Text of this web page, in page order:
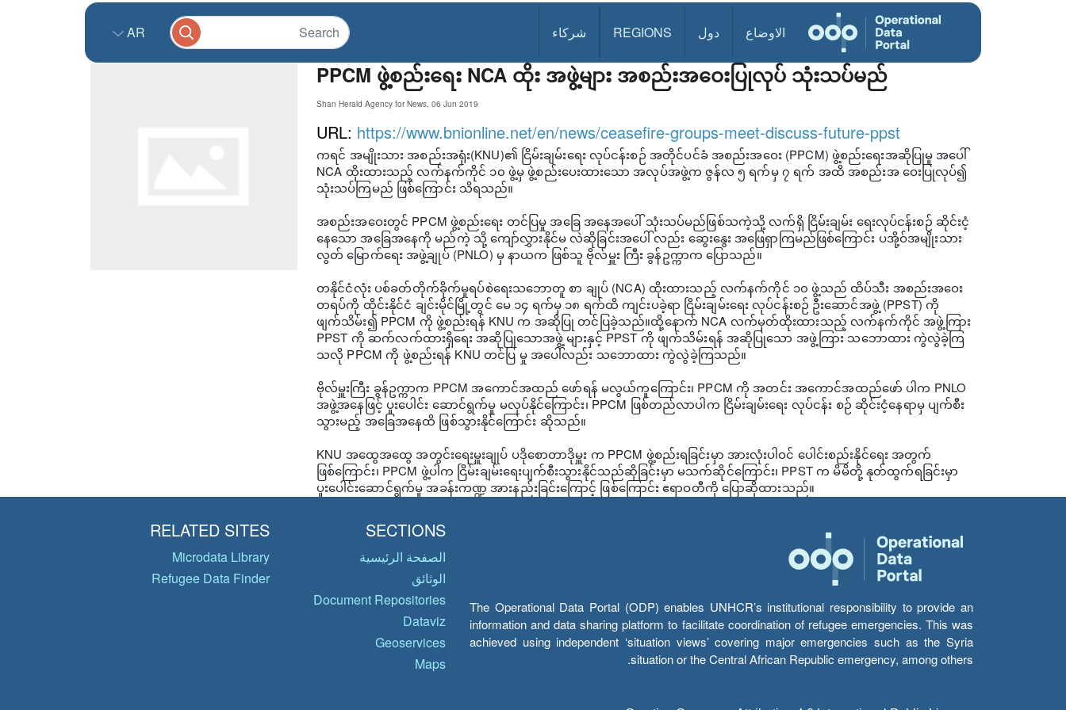
الاوضاع دول REGIONS شركاء AR
PPCM ဖွဲ့စည်းရေး NCA ထိုး အဖွဲ့များ အစည်းအဝေးပြုလုပ် သုံးသပ်မည်
Shan Herald Agency for News, 06 Jun 2019
URL: https://www.bnionline.net/en/news/ceasefire-groups-meet-discuss-future-ppst
ကရင် အမျိုးသား အစည်းအရုံး(KNU)၏ ငြိမ်းချမ်းရေး လုပ်ငန်းစဉ် အတိုင်ပင်ခံ အစည်းအဝေး (PPCM) ဖွဲ့စည်းရေးအဆိုပြုမှု အပေါ်
NCA ထိုးထားသည့် လက်နက်ကိုင် ၁၀ ဖွဲ့မှ ဖွဲ့စည်းပေးထားသော အလုပ်အဖွဲ့က ဇွန်လ ၅ ရက်မှ ၇ ရက် အထိ အစည်းအ ဝေးပြုလုပ်၍
သုံးသပ်ကြမည် ဖြစ်ကြောင်း သိရသည်။
အစည်းအဝေးတွင် PPCM ဖွဲ့စည်းရေး တင်ပြမှု အခြေ အနေအပေါ် သုံးသပ်မည်ဖြစ်သကဲ့သို့ လက်ရှိ ငြိမ်းချမ်း ရေးလုပ်ငန်းစဉ် ဆိုင်းငံ့
နေသော အခြေအနေကို မည်ကဲ့ သို့ ကျော်လွှားနိုင်မ လဲဆိုခြင်းအပေါ် လည်း ဆွေးနွေး အဖြေရှာကြမည်ဖြစ်ကြောင်း ပအို့ဝ်အမျိုးသား
လွတ် မြောက်ရေး အဖွဲ့ချုပ် (PNLO) မှ နာယက ဖြစ်သူ ဗိုလ်မှူး ကြီး ခွန်ဥက္ကာက ပြောသည်။
တနိုင်ငံလုံး ပစ်ခတ်တိုက်ခိုက်မှုရပ်စဲရေးသဘောတူ စာ ချုပ် (NCA) ထိုးထားသည့် လက်နက်ကိုင် ၁၀ ဖွဲ့သည် ထိပ်သီး အစည်းအဝေး
တရပ်ကို ထိုင်းနိုင်ငံ ချင်းမိုင်မြို့တွင် မေ ၁၄ ရက်မှ ၁၈ ရက်ထိ ကျင်းပခဲ့ရာ ငြိမ်းချမ်းရေး လုပ်ငန်းစဉ် ဦးဆောင်အဖွဲ့ (PPST) ကို
ဖျက်သိမ်း၍ PPCM ကို ဖွဲ့စည်းရန် KNU က အဆိုပြု တင်ပြခဲ့သည်။ထို့နောက် NCA လက်မှတ်ထိုးထားသည့် လက်နက်ကိုင် အဖွဲ့ကြား
PPST ကို ဆက်လက်ထားရှိရေး အဆိုပြုသောအဖွဲ့ များနှင့် PPST ကို ဖျက်သိမ်းရန် အဆိုပြုသော အဖွဲ့ကြား သဘောထား ကွဲလွဲခဲ့ကြ
သလို PPCM ကို ဖွဲ့စည်းရန် KNU တင်ပြ မှု အပေါ်လည်း သဘောထား ကွဲလွဲခဲ့ကြသည်။
ဗိုလ်မှူးကြီး ခွန်ဥက္ကာက PPCM အကောင်အထည် ဖော်ရန် မလွယ်ကူကြောင်း၊ PPCM ကို အတင်း အကောင်အထည်ဖော် ပါက PNLO
အဖွဲ့အနေဖြင့် ပူးပေါင်း ဆောင်ရွက်မှု မလုပ်နိုင်ကြောင်း၊ PPCM ဖြစ်တည်လာပါက ငြိမ်းချမ်းရေး လုပ်ငန်း စဉ် ဆိုင်းငံ့နေရာမှ ပျက်စီး
သွားမည့် အခြေအနေထိ ဖြစ်သွားနိုင်ကြောင်း ဆိုသည်။
KNU အထွေအထွေ အတွင်းရေးမှူးချုပ် ပဒိုစောတာဒိုမှူး က PPCM ဖွဲ့စည်းရခြင်းမှာ အားလုံးပါဝင် ပေါင်းစည်းနိုင်ရေး အတွက်
ဖြစ်ကြောင်း၊ PPCM ဖွဲ့ပါက ငြိမ်းချမ်းရေးပျက်စီးသွားနိုင်သည်ဆိုခြင်းမှာ မသက်ဆိုင်ကြောင်း၊ PPST က မိမိတို့ နုတ်ထွက်ရခြင်းမှာ
ပူးပေါင်းဆောင်ရွက်မှု အခန်းကဏ္ဍ အားနည်းခြင်းကြောင့် ဖြစ်ကြောင်း ဧရာဝတီကို ပြောဆိုထားသည်။
The Operational Data Portal (ODP) enables UNHCR’s institutional responsibility to provide an
information and data sharing platform to facilitate coordination of refugee emergencies. This was
achieved using independent ‘situation views’ covering major emergencies such as the Syria
situation or the Central African Republic emergency, among others.
SECTIONS
الصفحة الرئيسية
الوثائق
Document Repositories
Dataviz
Geoservices
Maps
RELATED SITES
Microdata Library
Refugee Data Finder